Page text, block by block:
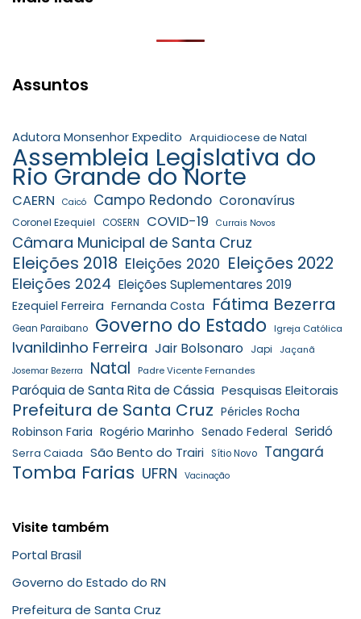
Assuntos
Adutora Monsenhor Expedito Arquidiocese de Natal
Assembleia Legislativa do
Rio Grande do Norte
CAERN Caicó Campo Redondo Coronavírus
Coronel Ezequiel COSERN COVID-19 Currais Novos
Câmara Municipal de Santa Cruz
Eleições 2018 Eleições 2020 Eleições 2022
Eleições 2024 Eleições Suplementares 2019
Ezequiel Ferreira Fernanda Costa Fátima Bezerra
Gean Paraibano Governo do Estado Igreja Católica
Ivanildinho Ferreira Jair Bolsonaro Japi Jaçanã
Josemar Bezerra Natal Padre Vicente Fernandes
Paróquia de Santa Rita de Cássia Pesquisas Eleitorais
Prefeitura de Santa Cruz Péricles Rocha
Robinson Faria Rogério Marinho Senado Federal Seridó
Serra Caiada São Bento do Trairi Sítio Novo Tangará
Tomba Farias UFRN Vacinação
Visite também
Portal Brasil
Governo do Estado do RN
Prefeitura de Santa Cruz